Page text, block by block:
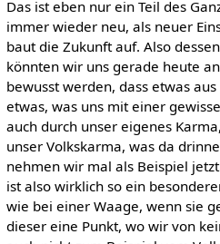
Das ist eben nur ein Teil des
immer wieder neu, als neuer
baut die Zukunft auf. Also
könnten wir uns gerade heute
bewusst werden, dass etwas
etwas, was uns mit einer
auch durch unser eigenes
unser Volkskarma, was da
nehmen wir mal als Beispiel
ist also wirklich so ein
wie bei einer Waage, wenn sie
dieser eine Punkt, wo wir von